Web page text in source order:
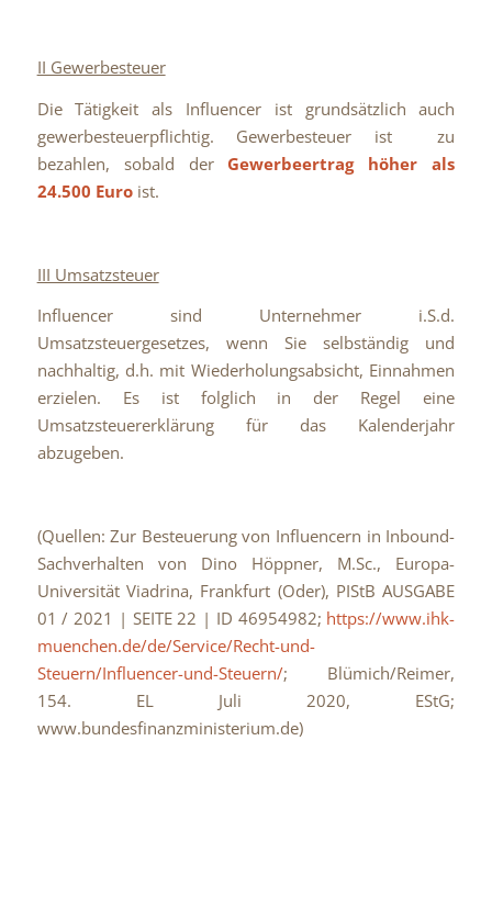
II Gewerbesteuer
Die Tätigkeit als Influencer ist grundsätzlich auch
gewerbesteuerpflichtig. Gewerbesteuer ist zu
bezahlen, sobald der Gewerbeertrag höher als
24.500 Euroist.
III Umsatzsteuer
Influencer sind Unternehmer i.S.d.
Umsatzsteuergesetzes, wenn Sie selbständig und
nachhaltig, d.h. mit Wiederholungsabsicht, Einnahmen
erzielen. Es ist folglich in der Regel eine
Umsatzsteuererklärung für das Kalenderjahr
abzugeben.
(Quellen: Zur Besteuerung von Influencern in Inbound-
Sachverhalten von Dino Höppner, M.Sc., Europa-
Universität Viadrina, Frankfurt (Oder), PIStB AUSGABE
01 / 2021 | SEITE 22 | ID 46954982; https://www.ihk-
muenchen.de/de/Service/Recht-und-
Steuern/Influencer-und-Steuern/; Blümich/Reimer,
154. EL Juli 2020, EStG;
www.bundesfinanzministerium.de)